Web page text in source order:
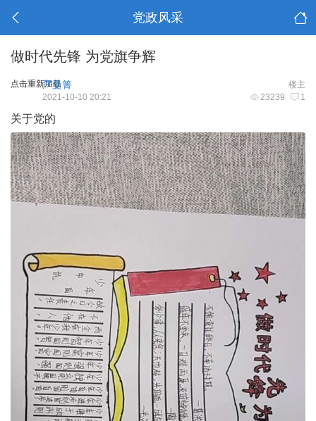
党政风采
做时代先锋 为党旗争辉
点击重新加载 楼主
严曼箐
23239 1
2021-10-10 20:21
关于党的